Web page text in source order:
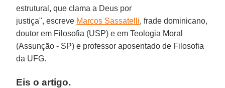
estrutural, que clama a Deus por
justiça", escreve Marcos Sassatelli, frade dominicano,
doutor em Filosofia (USP) e em Teologia Moral
(Assunção - SP) e professor aposentado de Filosofia
da UFG.
Eis o artigo.